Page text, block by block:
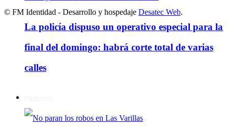
La policía dispuso un operativo especial para la
final del domingo: habrá corte total de varias
calles
© FM Identidad - Desarrollo y hospedaje Desatec Web.